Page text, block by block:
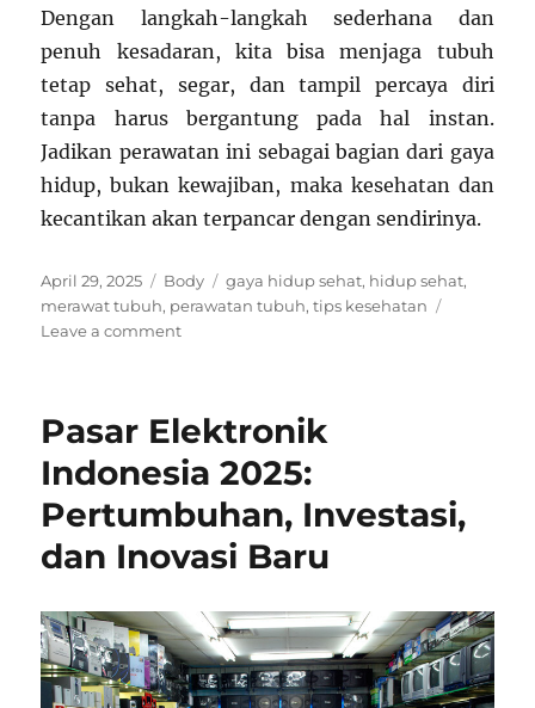
Dengan langkah-langkah sederhana dan
penuh kesadaran, kita bisa menjaga tubuh
tetap sehat, segar, dan tampil percaya diri
tanpa harus bergantung pada hal instan.
Jadikan perawatan ini sebagai bagian dari gaya
hidup, bukan kewajiban, maka kesehatan dan
kecantikan akan terpancar dengan sendirinya.
Posted
on
April 29, 2025 Categories
Body Tags
gaya hidup sehat, hidup sehat,
merawat tubuh, perawatan tubuh,tips kesehatan
Leave a commenton
agar
Tetap
Sehat,
Segar,
dan
Percaya
Hari
Secara
Alami
Pasar Elektronik
Indonesia 2025:
Pertumbuhan, Investasi,
dan Inovasi Baru